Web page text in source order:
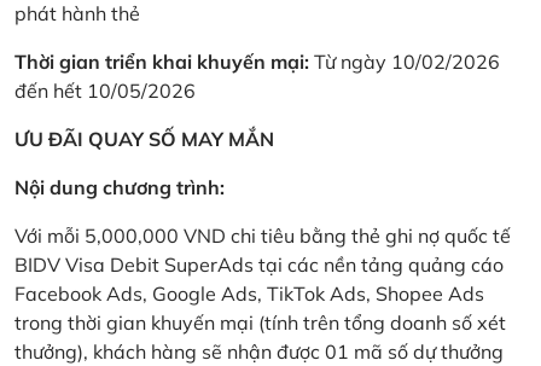
phát hành thẻ
Thời gian triển khai khuyến mại: Từ ngày 10/02/2026
đến hết 10/05/2026
ƯU ĐÃI QUAY SỐ MAY MẮN
Nội dung chương trình:
Với mỗi 5,000,000 VND chi tiêu bằng thẻ ghi nợ quốc tế
BIDV Visa Debit SuperAds tại các nền tảng quảng cáo
Facebook Ads, Google Ads, TikTok Ads, Shopee Ads
trong thời gian khuyến mại (tính trên tổng doanh số xét
thưởng), khách hàng sẽ nhận được 01 mã số dự thưởng